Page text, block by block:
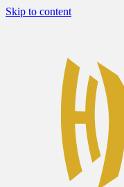
Skip to content